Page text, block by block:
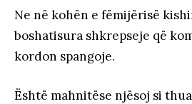
Ne në kohën e fëmijërisë
boshatisura shkrepseje që
kordon spangoje.
Është mahnitëse njësoj si